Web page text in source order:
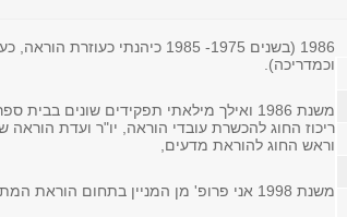
1986 (בשנים 1975- 1985 כיהנתי כעוזרת
וכמדריכה).
משנת 1986 ואילך מילאתי תפקידים שונים בבית
ריכוז החוג להכשרת עובדי הוראה, יו"ר ועדת הוראה
וראש החוג להוראת מדעים,
משנת 1998 אני פרופ' מן המניין בתחום הוראת המתמטיקה.